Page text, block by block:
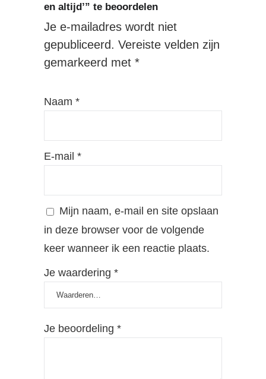
en altijd’” te beoordelen
Je e-mailadres wordt niet
gepubliceerd. Vereiste velden zijn
gemarkeerd met *
Naam *
E-mail *
Mijn naam, e-mail en site opslaan
in deze browser voor de volgende
keer wanneer ik een reactie plaats.
Je waardering *
Je beoordeling *